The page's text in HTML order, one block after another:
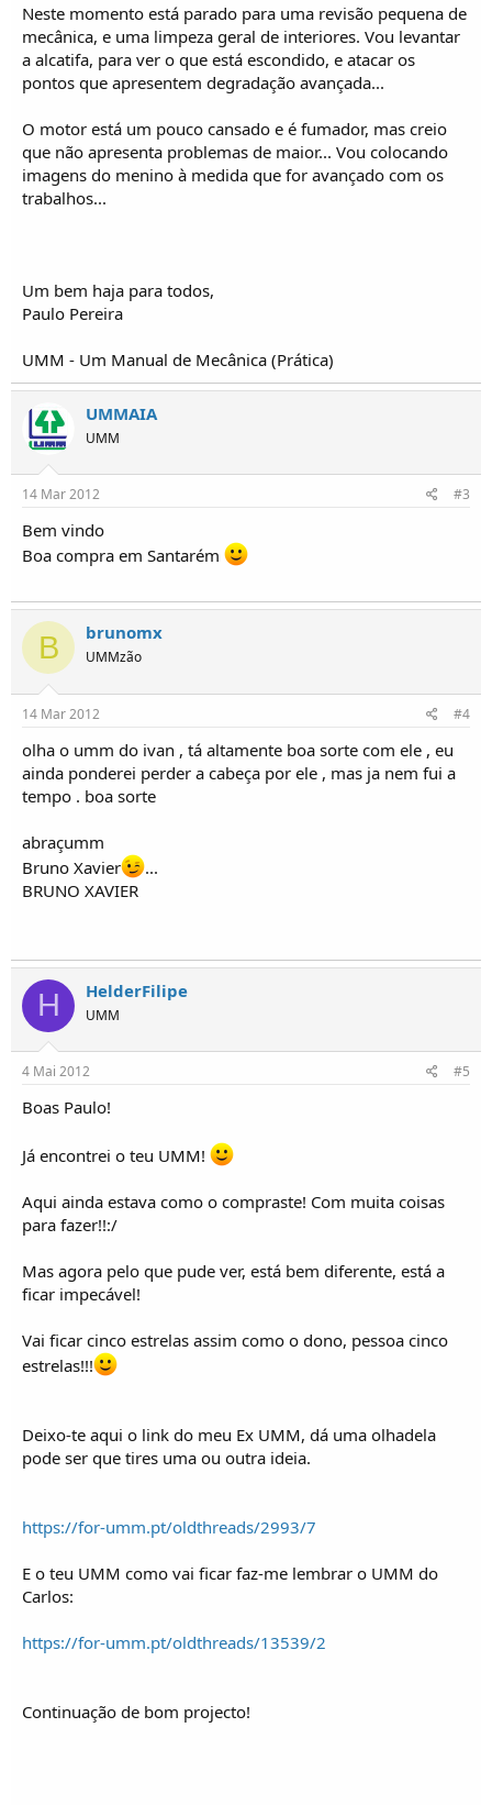
Neste momento está parado para uma revisão pequena de
mecânica, e uma limpeza geral de interiores. Vou levantar
a alcatifa, para ver o que está escondido, e atacar os
pontos que apresentem degradação avançada...
O motor está um pouco cansado e é fumador, mas creio
que não apresenta problemas de maior... Vou colocando
imagens do menino à medida que for avançado com os
trabalhos...
Um bem haja para todos,
Paulo Pereira
UMM - Um Manual de Mecânica (Prática)
UMMAIA
UMM
14 Mar 2012 #3
Bem vindo
Boa compra em Santarém
B brunomx
UMMzão
14 Mar 2012 #4
olha o umm do ivan , tá altamente boa sorte com ele , eu
ainda ponderei perder a cabeça por ele , mas ja nem fui a
tempo . boa sorte
abraçumm
Bruno Xavier
...
BRUNO XAVIER
H HelderFilipe
UMM
4 Mai 2012 #5
Boas Paulo!
Já encontrei o teu UMM!
Aqui ainda estava como o compraste! Com muita coisas
para fazer!!:/
Mas agora pelo que pude ver, está bem diferente, está a
ficar impecável!
Vai ficar cinco estrelas assim como o dono, pessoa cinco
estrelas!!!
Deixo-te aqui o link do meu Ex UMM, dá uma olhadela
pode ser que tires uma ou outra ideia.
https://for-umm.pt/oldthreads/2993/7
E o teu UMM como vai ficar faz-me lembrar o UMM do
Carlos:
https://for-umm.pt/oldthreads/13539/2
Continuação de bom projecto!